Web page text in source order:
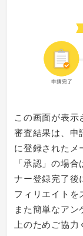
この画面が表示
審査結果は、申
に登録されたメ
「承認」の場
ナー登録完了後
フィリエイトを
また簡単なア
上のためご協力